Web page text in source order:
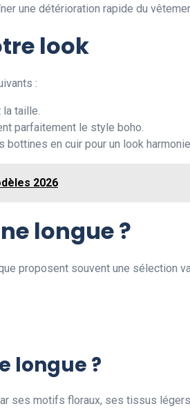
une détérioration rapide du
look
:
la taille.
parfaitement le style boho.
en cuir pour un look
2026
longue ?
proposent souvent une sélection
longue ?
ses motifs floraux, ses tissus